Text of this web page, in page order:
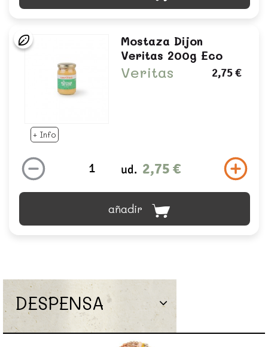
+ Info
Mostaza Dijon
Veritas 200g Eco
Veritas 2,75 €
ud. 2,75 €
añadir
DESPENSA